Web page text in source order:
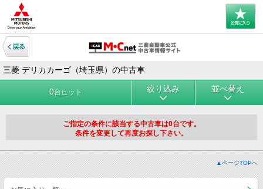
三菱 デリカカーゴ（埼玉県）の中古車
0台ヒット 絞り込み 並べ替え
ご指定の条件に該当する中古車は0台です。
条件を変更して再度お探し下さい。
▲ページTOPへ